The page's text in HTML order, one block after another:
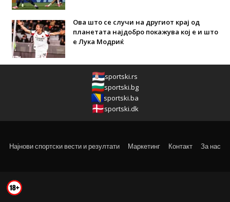
Ова што се случи на другиот крај од
планетата најдобро покажува кој е и што
е Лука Модриќ
sportski.rs
sportski.bg
sportski.ba
sportski.dk
Најнови спортски вести и резултати Маркетинг Контакт За нас